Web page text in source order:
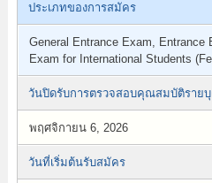
ประเภทของการสมัคร
General Entrance Exam, Entrance
Exam for International Students
วันปิดรับการตรวจสอบคุณสมบัติราย
พฤศจิกายน 6, 2026
วันที่เริ่มต้นรับสมัคร